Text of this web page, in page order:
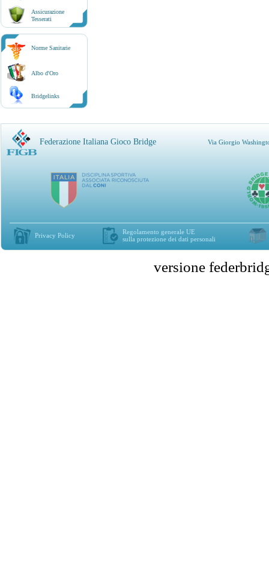
Assicurazione
Tesserati
Norme Sanitarie
Albo d'Oro
Bridgelinks
Federazione Italiana Gioco Bridge Via Giorgio
Privacy Policy
Regolamento generale UE
sulla protezione dei dati personali
versione